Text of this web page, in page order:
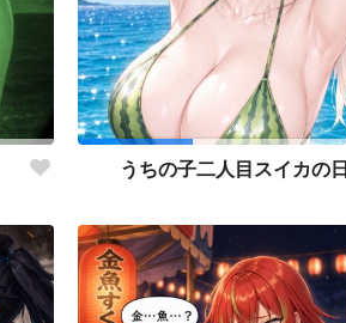
うちの子二人目スイカの日